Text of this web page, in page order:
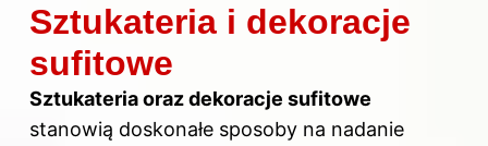
Sztukateria i dekoracje
sufitowe
Sztukateria oraz dekoracje sufitowe
stanowią doskonałe sposoby na nadanie